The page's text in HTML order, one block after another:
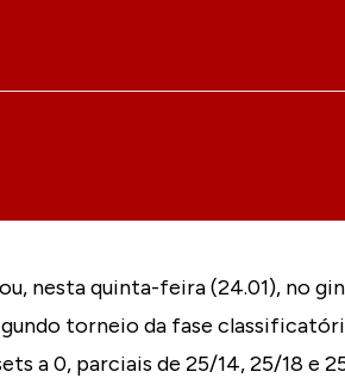
nesta quinta-feira (24.01), no
torneio da fase
a 0, parciais de 25/14, 25/18 e